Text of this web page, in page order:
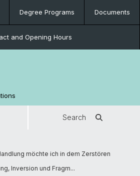
Degree Programs Documents
and Opening Hours
Search
möchte ich in dem Zerstören
Inversion und Fragm...